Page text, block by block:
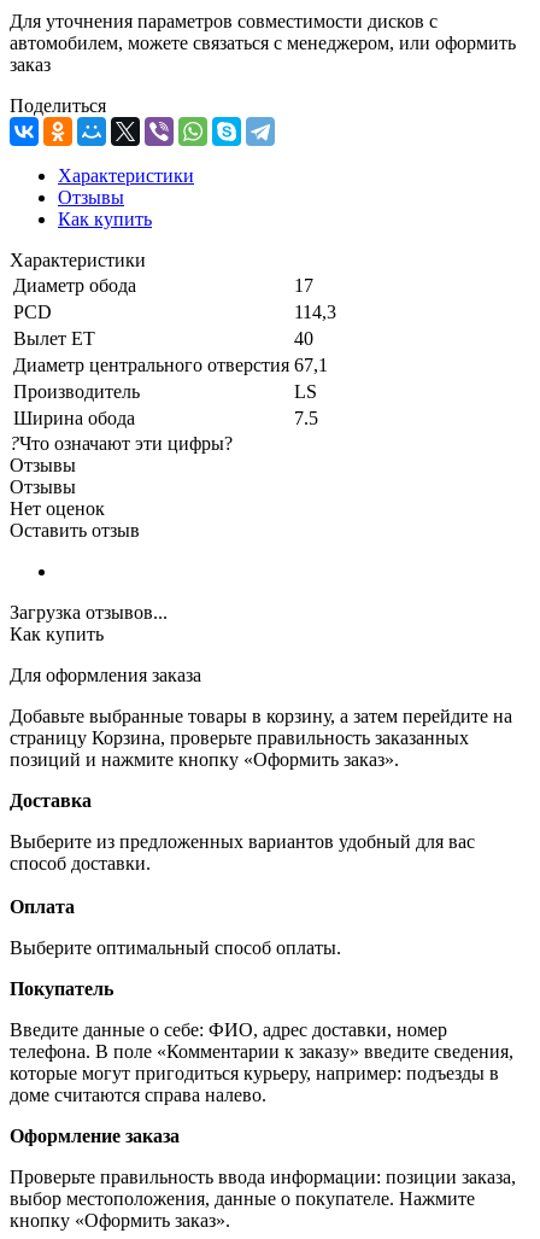
Для уточнения параметров совместимости дисков с
автомобилем, можете связаться с менеджером, или оформить
заказ
Поделиться
Характеристики
Отзывы
Как купить
Характеристики
Диаметр обода
17
PCD
114,3
Вылет ET
40
Диаметр центрального отверстия 67,1
Производитель
LS
Ширина обода
7.5
?Что означают эти цифры?
Отзывы
Отзывы
Нет оценок
Оставить отзыв
Загрузка отзывов...
Как купить
Для оформления заказа
Добавьте выбранные товары в корзину, а затем перейдите на
страницу Корзина, проверьте правильность заказанных
позиций и нажмите кнопку «Оформить заказ».
Доставка
Выберите из предложенных вариантов удобный для вас
способ доставки.
Оплата
Выберите оптимальный способ оплаты.
Покупатель
Введите данные о себе: ФИО, адрес доставки, номер
телефона. В поле «Комментарии к заказу» введите сведения,
которые могут пригодиться курьеру, например: подъезды в
доме считаются справа налево.
Оформление заказа
Проверьте правильность ввода информации: позиции заказа,
выбор местоположения, данные о покупателе. Нажмите
кнопку «Оформить заказ».